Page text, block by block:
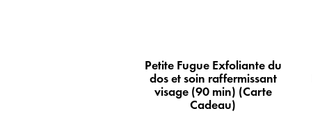
Petite Fugue Exfoliante du
dos et soin raffermissant
visage (90 min) (Carte
Cadeau)